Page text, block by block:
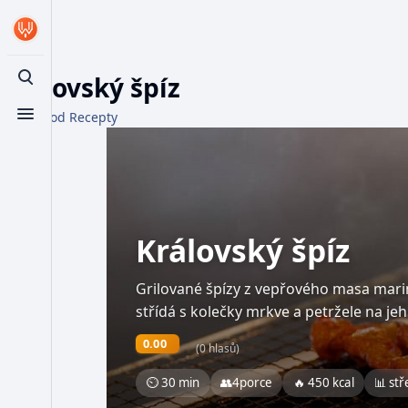
Toggle search
Toggle menu
Královský špíz
Z WikiFood Recepty
Královský špíz
Grilované špízy z vepřového masa
střídá s kolečky mrkve a petržele na
0.00 (0 hlasů)
⏲ 30 min 👥4porce 🔥 450 kcal 📊